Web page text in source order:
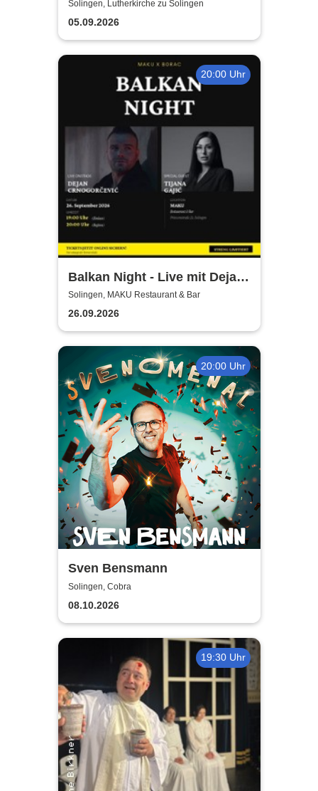
Solingen, Lutherkirche zu Solingen
05.09.2026
20:00 Uhr
Balkan Night - Live mit Dejan
Crnogorevi & Tijana Gaji
Solingen, MAKU Restaurant & Bar
26.09.2026
20:00 Uhr
Sven Bensmann
Solingen, Cobra
08.10.2026
19:30 Uhr